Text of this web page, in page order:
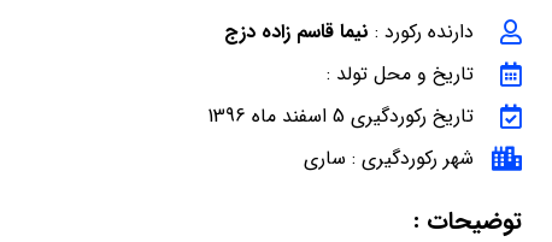
دارنده رکورد : نیما قاسم زاده دزج
تاریخ و محل تولد :
تاریخ رکوردگیری 5 اسفند ماه 1396
شهر رکوردگیری : ساری
توضیحات :